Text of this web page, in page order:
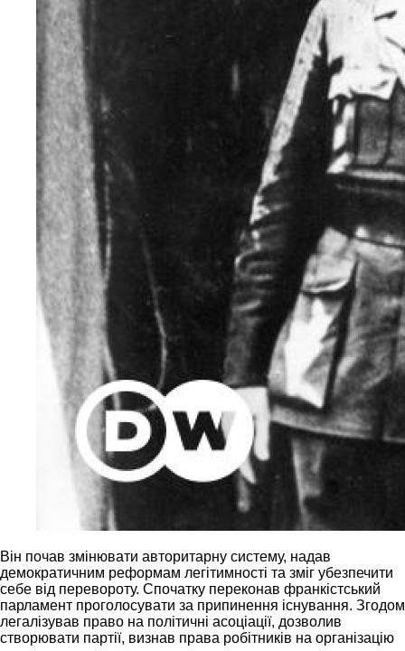
Він почав змінювати авторитарну систему, надав
демократичним реформам легітимності та зміг убезпечити
себе від перевороту. Спочатку переконав франкістський
парламент проголосувати за припинення існування. Згодом
легалізував право на політичні асоціації, дозволив
створювати партії, визнав права робітників на організацію